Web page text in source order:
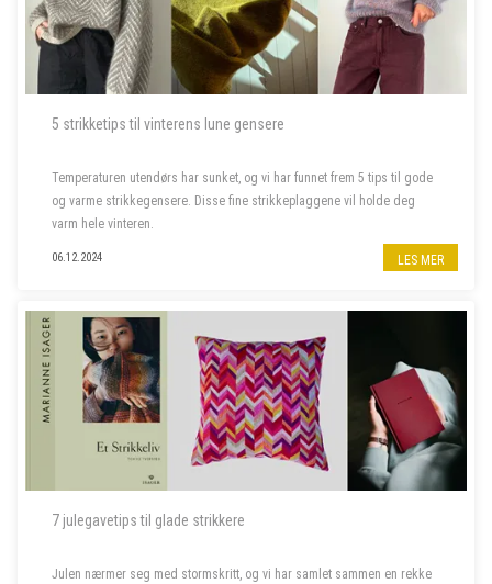
5 strikketips til vinterens lune gensere
Temperaturen utendørs har sunket, og vi har funnet frem 5 tips til gode
og varme strikkegensere. Disse fine strikkeplaggene vil holde deg
varm hele vinteren.
06.12.2024 LES MER
7 julegavetips til glade strikkere
Julen nærmer seg med stormskritt, og vi har samlet sammen en rekke